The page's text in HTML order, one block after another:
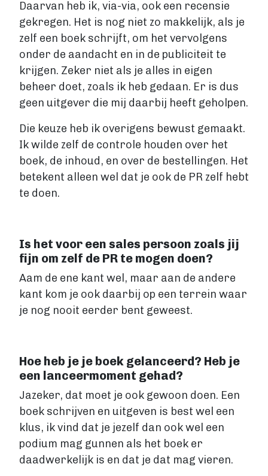
Daarvan heb ik, via-via, ook een recensie
gekregen. Het is nog niet zo makkelijk, als je
zelf een boek schrijft, om het vervolgens
onder de aandacht en in de publiciteit te
krijgen. Zeker niet als je alles in eigen
beheer doet, zoals ik heb gedaan. Er is dus
geen uitgever die mij daarbij heeft geholpen.
Die keuze heb ik overigens bewust gemaakt.
Ik wilde zelf de controle houden over het
boek, de inhoud, en over de bestellingen. Het
betekent alleen wel dat je ook de PR zelf hebt
te doen.
Is het voor een sales persoon zoals jij
fijn om zelf de PR te mogen doen?
Aam de ene kant wel, maar aan de andere
kant kom je ook daarbij op een terrein waar
je nog nooit eerder bent geweest.
Hoe heb je je boek gelanceerd? Heb je
een lanceermoment gehad?
Jazeker, dat moet je ook gewoon doen. Een
boek schrijven en uitgeven is best wel een
klus, ik vind dat je jezelf dan ook wel een
podium mag gunnen als het boek er
daadwerkelijk is en dat je dat mag vieren.